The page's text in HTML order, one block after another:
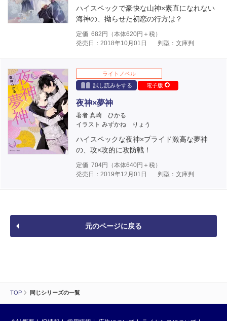
TOP 同じシリーズの一覧
ハイスペックで豪快な山神×素直になれない
海神の、拗らせた初恋の行方は？
定価 682 円（本体620円＋税）
発売日：2018年10月01日
判型：文庫判
ライトノベル
試し読みをする
電子版
夜神×夢神
著者 真崎 ひかる
イラスト みずかね りょう
ハイスペックな夜神×プライド激高な夢神
の、攻×攻的に攻防戦！
定価 704円（本体640円＋税）
発売日：2019年12月01日
判型：文庫判
元のページに戻る